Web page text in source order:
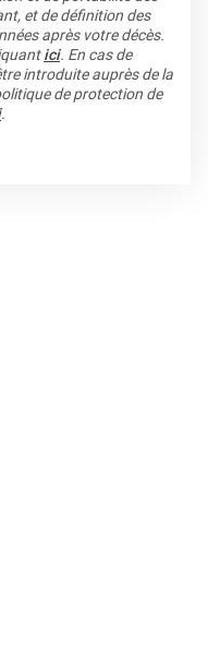
et de définition des
après votre décès.
ici. En cas de
introduite auprès de la
de protection de
.